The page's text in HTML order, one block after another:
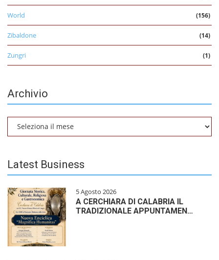
World (156)
Zibaldone (14)
Zungri (1)
Archivio
Archivio
Latest Business
5 Agosto 2026
A CERCHIARA DI CALABRIA IL
TRADIZIONALE APPUNTAMEN…